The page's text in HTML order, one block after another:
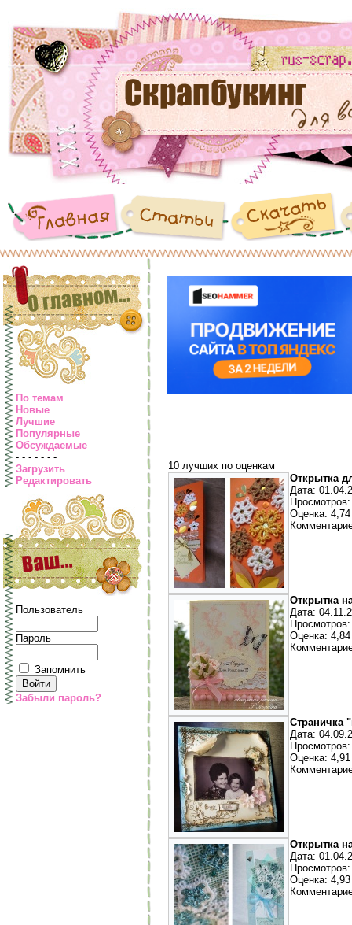
По темам
Новые
Лучшие
Популярные
Обсуждаемые
- - - - - - -
Загрузить
Редактировать
Пользователь
Пароль
Запомнить
Забыли пароль?
10 лучших по оценкам
Открытка
Дата:
Просмотров:
Оценка:
Открытка
Дата:
Оценка:
Страничка
Дата:
Просмотров:
Оценка:
Открытка
Дата:
Оценка: